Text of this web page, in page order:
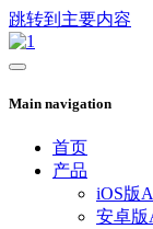
跳转到主要内容
Main navigation
首页
产品
iOS版
安卓版